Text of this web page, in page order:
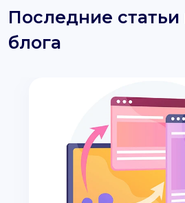
Последние
блога